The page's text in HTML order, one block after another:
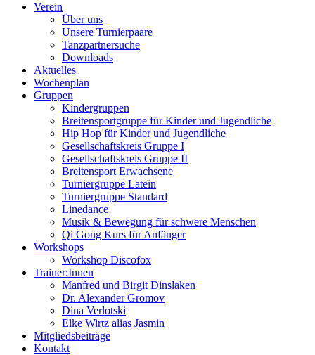
Verein
Über uns
Unsere Turnierpaare
Tanzpartnersuche
Downloads
Aktuelles
Wochenplan
Gruppen
Kindergruppen
Breitensportgruppe für Kinder und Jugendliche
Hip Hop für Kinder und Jugendliche​
Gesellschaftskreis Gruppe I
Gesellschaftskreis Gruppe II
Breitensport Erwachsene
Turniergruppe Latein
Turniergruppe Standard
Linedance
Musik & Bewegung für schwere Menschen​
Qi Gong Kurs für Anfänger
Workshops
Workshop Discofox
Trainer:Innen
Manfred und Birgit Dinslaken
Dr. Alexander Gromov
Dina Verlotski
Elke Wirtz alias Jasmin
Mitgliedsbeiträge
Kontakt